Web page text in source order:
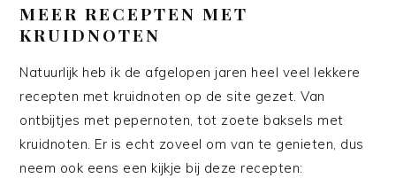
MEER RECEPTEN MET
KRUIDNOTEN
Natuurlijk heb ik de afgelopen jaren heel veel lekkere
recepten met kruidnoten op de site gezet. Van
ontbijtjes met pepernoten, tot zoete baksels met
kruidnoten. Er is echt zoveel om van te genieten, dus
neem ook eens een kijkje bij deze recepten: